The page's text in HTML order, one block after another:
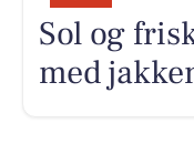
Sol og
med